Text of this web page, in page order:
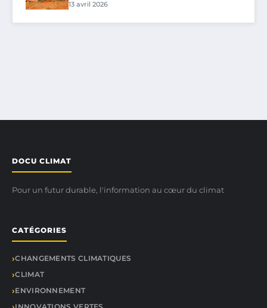
13 avril 2026
DOCU CLIMAT
Pour un futur durable, l'information au cœur du climat
CATÉGORIES
CHANGEMENTS CLIMATIQUES
CLIMAT
ENVIRONNEMENT